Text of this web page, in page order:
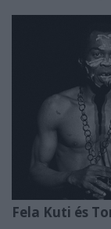
Fela Kuti és